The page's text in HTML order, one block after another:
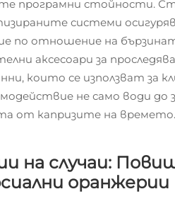
програмни стойности.
системи
по отношение на
аксесоари за
които се използват
не само води
от капризите на времето.
на случаи:
оранжерии